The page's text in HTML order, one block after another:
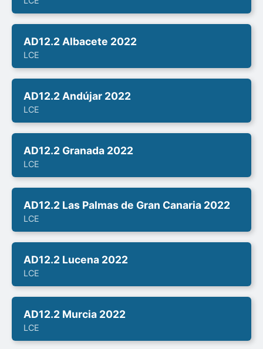
AD12.2 Albacete 2022
LCE
AD12.2 Andújar 2022
LCE
AD12.2 Granada 2022
LCE
AD12.2 Las Palmas de Gran Canaria 2022
LCE
AD12.2 Lucena 2022
LCE
AD12.2 Murcia 2022
LCE